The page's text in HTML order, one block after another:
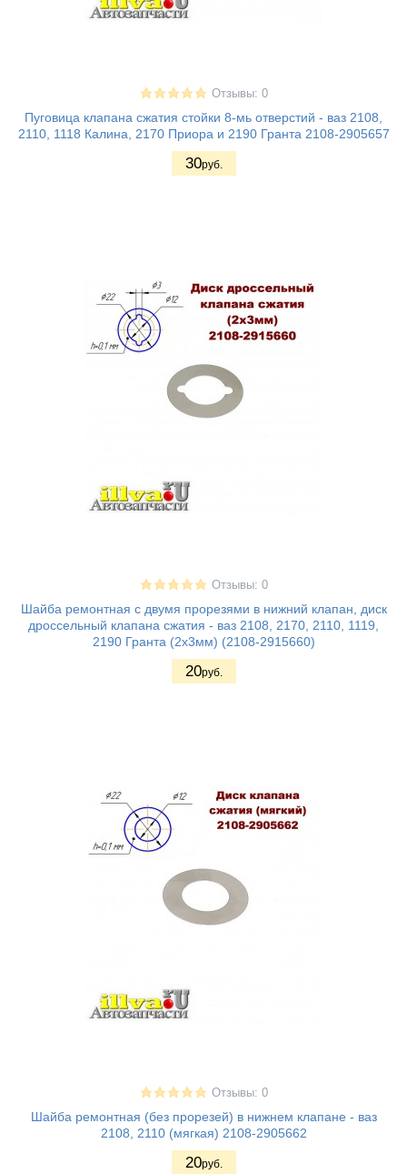
Отзывы: 0
Пуговица клапана сжатия стойки 8-мь отверстий - ваз 2108,
2110, 1118 Калина, 2170 Приора и 2190 Гранта 2108-2905657
30руб.
Отзывы: 0
Шайба ремонтная с двумя прорезями в нижний клапан, диск
дроссельный клапана сжатия - ваз 2108, 2170, 2110, 1119,
2190 Гранта (2х3мм) (2108-2915660)
20руб.
Отзывы: 0
Шайба ремонтная (без прорезей) в нижнем клапане - ваз
2108, 2110 (мягкая) 2108-2905662
20руб.